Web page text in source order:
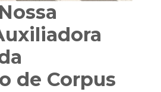
de Corpus